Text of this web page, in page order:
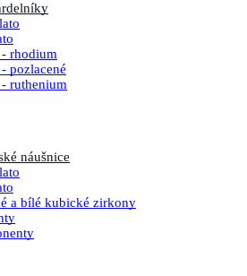
rhodium
pozlacené
ruthenium
náušnice
a bílé kubické zirkony